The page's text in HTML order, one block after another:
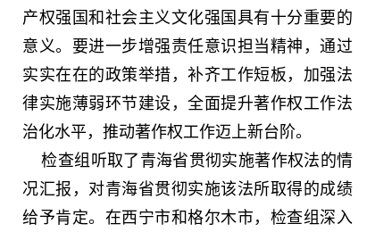
产权强国和社会主义文化强国具有十分重要的
意义。要进一步增强责任意识担当精神，通过
实实在在的政策举措，补齐工作短板，加强法
律实施薄弱环节建设，全面提升著作权工作法
治化水平，推动著作权工作迈上新台阶。
检查组听取了青海省贯彻实施著作权法的情
况汇报，对青海省贯彻实施该法所取得的成绩
给予肯定。在西宁市和格尔木市，检查组深入